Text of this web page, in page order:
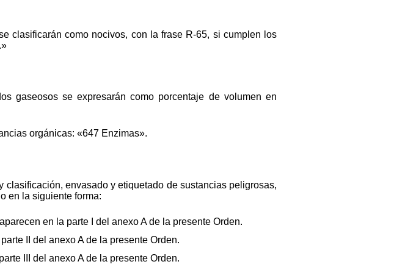
clasificarán como nocivos, con la frase R-65, si cumplen los
gaseosos se expresarán como porcentaje de volumen en
orgánicas: «647 Enzimas».
envasado y etiquetado de sustancias peligrosas,
en la siguiente forma:
en la parte I del anexo A de la presente Orden.
II del anexo A de la presente Orden.
III del anexo A de la presente Orden.